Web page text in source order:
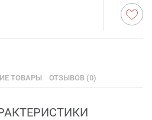
ТОВАРЫ ОТЗЫВОВ (0)